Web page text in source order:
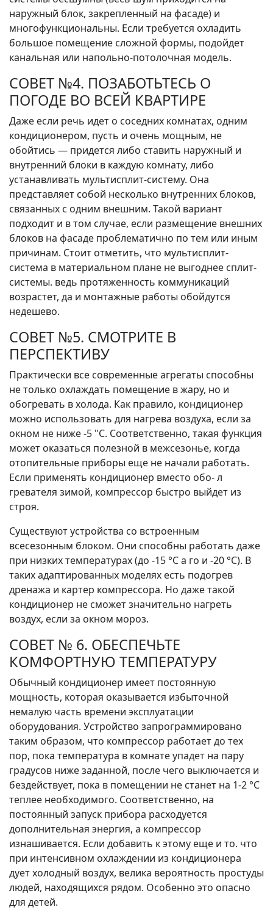
наружный блок, закрепленный на фасаде) и
многофункциональны. Если требуется охладить
большое помещение сложной формы, подойдет
канальная или напольно-потолочная модель.
СОВЕТ №4. ПОЗАБОТЬТЕСЬ О
ПОГОДЕ ВО ВСЕЙ КВАРТИРЕ
Даже если речь идет о соседних комнатах, одним
кондиционером, пусть и очень мощным, не
обойтись — придется либо ставить наружный и
внутренний блоки в каждую комнату, либо
устанавливать мультисплит-систему. Она
представляет собой несколько внутренних блоков,
связанных с одним внешним. Такой вариант
подходит и в том случае, если размещение внешних
блоков на фасаде проблематично по тем или иным
причинам. Стоит отметить, что мультисплит-
система в материальном плане не выгоднее сплит-
системы. ведь протяженность коммуникаций
возрастет, да и монтажные работы обойдутся
недешево.
СОВЕТ №5. СМОТРИТЕ В
ПЕРСПЕКТИВУ
Практически все современные агрегаты способны
не только охлаждать помещение в жару, но и
обогревать в холода. Как правило, кондиционер
можно использовать для нагрева воздуха, если за
окном не ниже -5 "С. Соответственно, такая функция
может оказаться полезной в межсезонье, когда
отопительные приборы еще не начали работать.
Если применять кондиционер вместо обо- л
гревателя зимой, компрессор быстро выйдет из
строя.
Существуют устройства со встроенным
всесезонным блоком. Они способны работать даже
при низких температурах (до -15 °С а го и -20 °С). В
таких адаптированных моделях есть подогрев
дренажа и картер компрессора. Но даже такой
кондиционер не сможет значительно нагреть
воздух, если за окном мороз.
СОВЕТ № 6. ОБЕСПЕЧЬТЕ
КОМФОРТНУЮ ТЕМПЕРАТУРУ
Обычный кондиционер имеет постоянную
мощность, которая оказывается избыточной
немалую часть времени эксплуатации
оборудования. Устройство запрограммировано
таким образом, что компрессор работает до тех
пор, пока температура в комнате упадет на пару
градусов ниже заданной, после чего выключается и
бездействует, пока в помещении не станет на 1-2 °С
теплее необходимого. Соответственно, на
постоянный запуск прибора расходуется
дополнительная энергия, а компрессор
изнашивается. Если добавить к этому еще и то. что
при интенсивном охлаждении из кондиционера
дует холодный воздух, велика вероятность простуды
людей, находящихся рядом. Особенно это опасно
для детей.